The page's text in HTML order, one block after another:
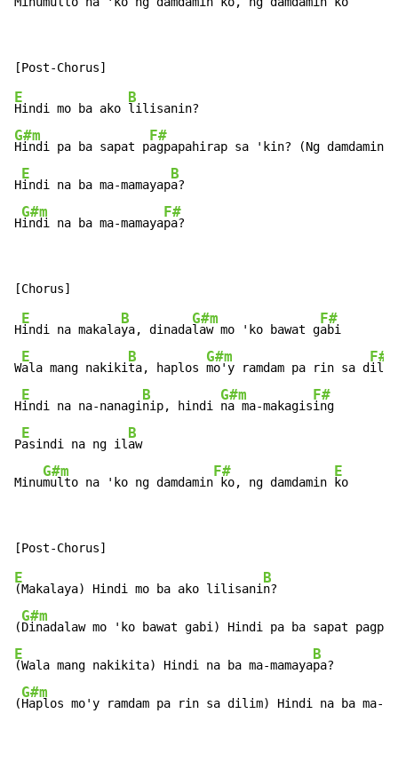
E
Hindi mo ba ako
B
G#m
Hindi pa ba sapat p
F#
agpapahirap sa 'kin? (Ng damdamin
H
E
indi na ba ma-mamayap
B
a?
H
G#m
indi na ba ma-mamaya
F#
pa?
H
E
indi na makala
B
ya, dinada
G#m
law mo 'ko bawat g
F#
abi
W
E
ala mang nakiki
B
ta, haplos
G#m
mo'y ramdam pa rin sa d
F#
ilim
H
E
indi na na-nanagi
B
nip, hindi
G#m
na ma-makagis
F#
ing
P
E
asindi na ng il
B
aw
Minu
G#m
multo na 'ko ng damdamin
F#
ko, ng damdamin
E
ko
E
(Makalaya) Hindi mo ba ako lilisani
B
n?
(
G#m
Dinadalaw mo 'ko bawat gabi) Hindi pa ba sapat
E
(Wala mang nakikita) Hindi na ba ma-mamaya
B
pa?
(
G#m
Haplos mo'y ramdam pa rin sa dilim) Hindi na ba ma-